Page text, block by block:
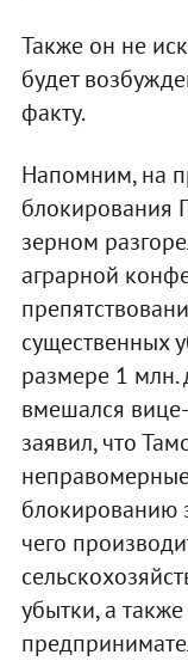
Также он не
будет
факту.
Напомним, на
блокирования
зерном
аграрной
существенных
размере 1 млн.
вмешался
заявил, что
блокированию
чего
убытки, а